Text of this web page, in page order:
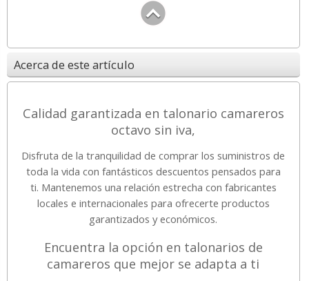
Acerca de este artículo
Calidad garantizada en talonario camareros
octavo sin iva,
Disfruta de la tranquilidad de comprar los suministros de
toda la vida con fantásticos descuentos pensados para
ti. Mantenemos una relación estrecha con fabricantes
locales e internacionales para ofrecerte productos
garantizados y económicos.
Encuentra la opción en talonarios de
camareros que mejor se adapta a ti